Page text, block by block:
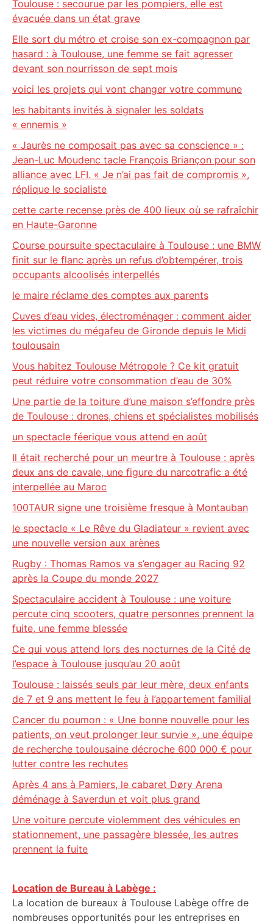
Toulouse : secourue par les pompiers, elle est
évacuée dans un état grave
Elle sort du métro et croise son ex-compagnon par
hasard : à Toulouse, une femme se fait agresser
devant son nourrisson de sept mois
voici les projets qui vont changer votre commune
les habitants invités à signaler les soldats
« ennemis »
« Jaurès ne composait pas avec sa conscience » :
Jean-Luc Moudenc tacle François Briançon pour son
alliance avec LFI. « Je n’ai pas fait de compromis »,
réplique le socialiste
cette carte recense près de 400 lieux où se rafraîchir
en Haute-Garonne
Course poursuite spectaculaire à Toulouse : une BMW
finit sur le flanc après un refus d’obtempérer, trois
occupants alcoolisés interpellés
le maire réclame des comptes aux parents
Cuves d’eau vides, électroménager : comment aider
les victimes du mégafeu de Gironde depuis le Midi
toulousain
Vous habitez Toulouse Métropole ? Ce kit gratuit
peut réduire votre consommation d’eau de 30%
Une partie de la toiture d’une maison s’effondre près
de Toulouse : drones, chiens et spécialistes mobilisés
un spectacle féerique vous attend en août
Il était recherché pour un meurtre à Toulouse : après
deux ans de cavale, une figure du narcotrafic a été
interpellée au Maroc
100TAUR signe une troisième fresque à Montauban
le spectacle « Le Rêve du Gladiateur » revient avec
une nouvelle version aux arènes
Rugby : Thomas Ramos va s’engager au Racing 92
après la Coupe du monde 2027
Spectaculaire accident à Toulouse : une voiture
percute cinq scooters, quatre personnes prennent la
fuite, une femme blessée
Ce qui vous attend lors des nocturnes de la Cité de
l’espace à Toulouse jusqu’au 20 août
Toulouse : laissés seuls par leur mère, deux enfants
de 7 et 9 ans mettent le feu à l’appartement familial
Cancer du poumon : « Une bonne nouvelle pour les
patients, on veut prolonger leur survie », une équipe
de recherche toulousaine décroche 600 000 € pour
lutter contre les rechutes
Après 4 ans à Pamiers, le cabaret Døry Arena
déménage à Saverdun et voit plus grand
Une voiture percute violemment des véhicules en
stationnement, une passagère blessée, les autres
prennent la fuite
Location de Bureau à Labège :
La location de bureaux à Toulouse Labège offre de
nombreuses opportunités pour les entreprises en